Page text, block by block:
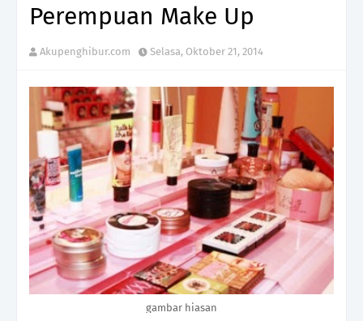
Perempuan Make Up
Akupenghibur.com Selasa, Oktober 21, 2014
gambar hiasan